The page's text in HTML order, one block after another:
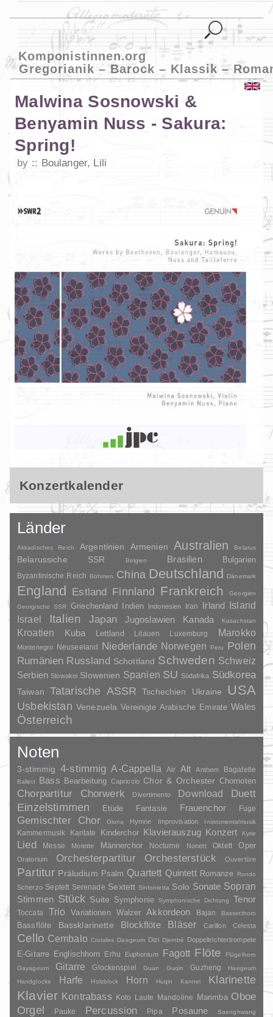
Komponistinnen.org
Gregorianik – Barock – Klassik –
Malwina Sosnowski &
Benyamin Nuss - Sakura:
Spring!
by Boulanger, Lili
Konzertkalender
Länder
Akkadisches Reich Argentinien Armenien Australien Belarus
Belarussiche SSR Belgien Brasilien Bulgarien
Byzantinische Reich Böhmen China Deutschland Dänemark
England Estland Finnland Frankreich
Georgien
Georgische SSR
Griechenland Indien Indonesien Iran Irland
Island
Israel
Italien Japan Jugoslawien Kanada Kasachstan
Kroatien Kuba Lettland Litauen Luxemburg Marokko
Montenegro Neuseeland Niederlande Norwegen Peru
Polen
Rumänien Russland Schottland Schweden Schweiz
Serbien Slowakei Slowenien Spanien SU Südafrika Südkorea
Taiwan Tatarische ASSR Tschechien Ukraine USA
Usbekistan Venezuela Vereinigte Arabische Emirate Wales
Österreich
Noten
3-stimmig 4-stimmig A-Cappella Air Alt Anthem Bagatelle
Ballett Bass Bearbeitung Capriccio Chor & Orchester Chornoten
Chorpartitur Chorwerk Divertimento Download
Duett
Einzelstimmen
Etüde Fantasie Frauenchor Fuge
Gemischter Chor Gloria Hymne Improvisation Instrumentalmusik
Kammermusik Kantate Kinderchor Klavierauszug Konzert Kyrie
Lied Messe Motette Männerchor Nocturne Nonett Oktett Oper
Oratorium Orchesterpartitur Orchesterstück Ouvertüre
Partitur Präludium Psalm Quartett Quintett Romanze Rondo
Scherzo Septett Serenade Sextett Sinfonietta Solo Sonate Sopran
Stimmen Stück Suite Symphonie Symphonische Dichtung Tenor
Toccata Trio Variationen Walzer Akkordeon Bajan Bassetthorn
Bassflöte Bassklarinette Blockflöte Bläser Carillon Celesta
Cello Cembalo Crotales Daegeum Dizi Djembé Doppeltrichtertrompete
E-Gitarre Englischhorn Erhu Euphonium Fagott Flöte
Flügelhorn
Gayageum
Gitarre Glockenspiel Guan Guqin Guzheng
Haegeum
Handglocke
Harfe Holzblock Horn Huqin Kannel Klarinette
Klavier Kontrabass Koto Laute Mandoline Marimba Oboe
Orgel Pauke Percussion Pipa Posaune Saenghwang